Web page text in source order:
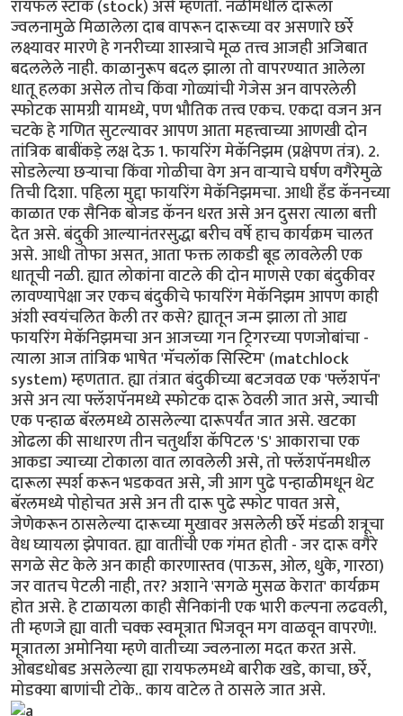
रायफल स्टॉक (stock) असे म्हणतो. नळीमधील दारूला
ज्वलनामुळे मिळालेला दाब वापरून दारूच्या वर असणारे छर्रे
लक्ष्यावर मारणे हे गनरीच्या शास्त्राचे मूळ तत्त्व आजही अजिबात
बदललेले नाही. काळानुरूप बदल झाला तो वापरण्यात आलेला
धातू हलका असेल तोच किंवा गोळ्यांची गेजेस अन वापरलेली
स्फोटक सामग्री यामध्ये, पण भौतिक तत्त्व एकच. एकदा वजन अन
चटके हे गणित सुटल्यावर आपण आता महत्त्वाच्या आणखी दोन
तांत्रिक बाबींकड़े लक्ष देऊ 1. फायरिंग मेकॅनिझम (प्रक्षेपण तंत्र). 2.
सोडलेल्या छर्‍याचा किंवा गोळीचा वेग अन वार्‍याचे घर्षण वगैरेमुळे
तिची दिशा. पहिला मुद्दा फायरिंग मेकॅनिझमचा. आधी हँड कॅननच्या
काळात एक सैनिक बोजड कॅनन धरत असे अन दुसरा त्याला बत्ती
देत असे. बंदुकी आल्यानंतरसुद्धा बरीच वर्षे हाच कार्यक्रम चालत
असे. आधी तोफा असत, आता फक्त लाकडी बूड लावलेली एक
धातूची नळी. ह्यात लोकांना वाटले की दोन माणसे एका बंदुकीवर
लावण्यापेक्षा जर एकच बंदुकीचे फायरिंग मेकॅनिझम आपण काही
अंशी स्वयंचलित केली तर कसे? ह्यातून जन्म झाला तो आद्य
फायरिंग मेकॅनिझमचा अन आजच्या गन ट्रिगरच्या पणजोबांचा -
त्याला आज तांत्रिक भाषेत 'मॅचलॉक सिस्टिम' (matchlock
system) म्हणतात. ह्या तंत्रात बंदुकीच्या बटजवळ एक 'फ्लॅशपॅन'
असे अन त्या फ्लॅशपॅनमध्ये स्फोटक दारू ठेवली जात असे, ज्याची
एक पन्हाळ बॅरलमध्ये ठासलेल्या दारूपर्यंत जात असे. खटका
ओढला की साधारण तीन चतुर्थांश कॅपिटल 'S' आकाराचा एक
आकडा ज्याच्या टोकाला वात लावलेली असे, तो फ्लॅशपॅनमधील
दारूला स्पर्श करून भडकवत असे, जी आग पुढे पन्हाळीमधून थेट
बॅरलमध्ये पोहोचत असे अन ती दारू पुढे स्फोट पावत असे,
जेणेकरून ठासलेल्या दारूच्या मुखावर असलेली छर्रे मंडळी शत्रूचा
वेध घ्यायला झेपावत. ह्या वातींची एक गंमत होती - जर दारू वगैरे
सगळे सेट केले अन काही कारणास्तव (पाऊस, ओल, धुके, गारठा)
जर वातच पेटली नाही, तर? अशाने 'सगळे मुसळ केरात' कार्यक्रम
होत असे. हे टाळायला काही सैनिकांनी एक भारी कल्पना लढवली,
ती म्हणजे ह्या वाती चक्क स्वमूत्रात भिजवून मग वाळवून वापरणे!.
मूत्रातला अमोनिया म्हणे वातीच्या ज्वलनाला मदत करत असे.
ओबडधोबड असलेल्या ह्या रायफलमध्ये बारीक खडे, काचा, छर्रे,
मोडक्या बाणांची टोके.. काय वाटेल ते ठासले जात असे.